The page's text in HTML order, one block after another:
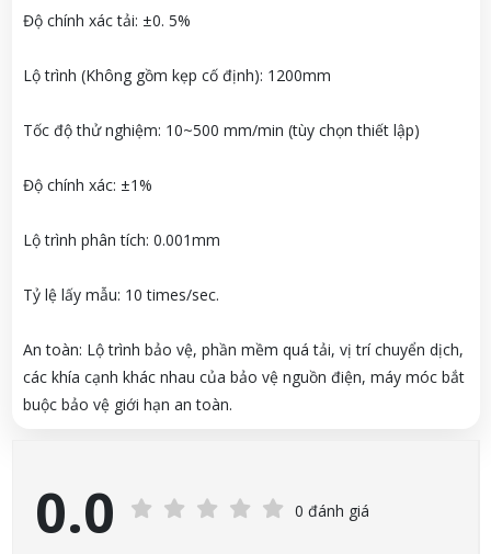
Độ chính xác tải: ±0. 5%
Lộ trình (Không gồm kẹp cố định): 1200mm
Tốc độ thử nghiệm: 10~500 mm/min (tùy chọn thiết lập)
Độ chính xác: ±1%
Lộ trình phân tích: 0.001mm
Tỷ lệ lấy mẫu: 10 times/sec.
An toàn: Lộ trình bảo vệ, phần mềm quá tải, vị trí chuyển dịch,
các khía cạnh khác nhau của bảo vệ nguồn điện, máy móc bắt
buộc bảo vệ giới hạn an toàn.
0.0 0 đánh giá